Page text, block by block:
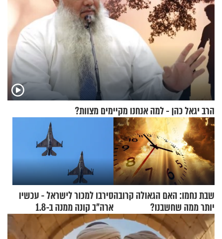
הרב יגאל כהן - למה אנחנו מקיימים מצוות?
שבת נחמו: האם הגאולה קרובה
יותר ממה שחשבנו?
סירבו למכור לישראל - עכשיו
ארה"ב קונה ממנה ב-1.8
מיליארד דולר